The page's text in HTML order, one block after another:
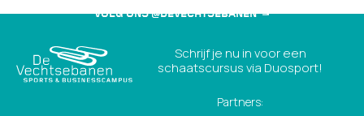
VOLG ONS @DEVECHTSEBANEN
Schrijf je nu in voor een
schaatscursus via Duosport!
Partners: